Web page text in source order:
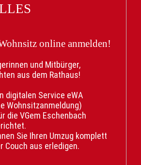
online anmelden!
und Mitbürger,
aus dem Rathaus!
digitalen Service eWA
Wohnsitzanmeldung)
die VGem Eschenbach
Sie Ihren Umzug komplett
Couch aus erledigen.